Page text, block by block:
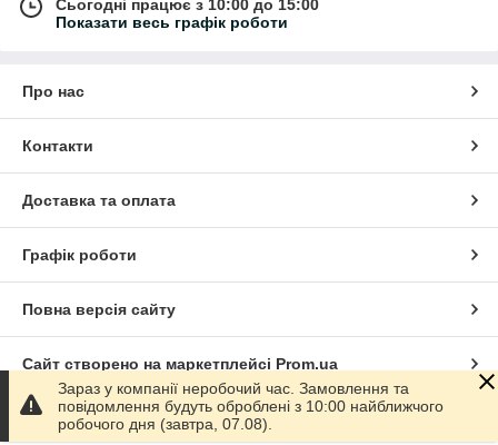
Сьогодні працює з 10:00 до 15:00
Показати весь графік роботи
Про нас
Контакти
Доставка та оплата
Графік роботи
Повна версія сайту
Сайт створено на маркетплейсі Prom.ua
Політика конфіденційності
Зараз у компанії неробочий час. Замовлення та
повідомлення будуть оброблені з 10:00 найближчого
робочого дня (завтра, 07.08).